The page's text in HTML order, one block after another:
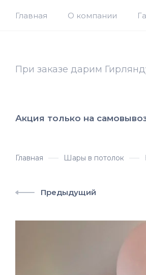
Главная О компании
При заказе дарим
Акция только на
Главная Шары в потолок
Предыдущий